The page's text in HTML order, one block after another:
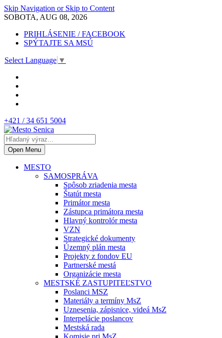
Skip Navigation or Skip to Content
SOBOTA, AUG 08, 2026
PRIHLÁSENIE / FACEBOOK
SPÝTAJTE SA MSÚ
Select Language ▼
+421 / 34 651 5004
Open Menu
MESTO
SAMOSPRÁVA
Spôsob zriadenia mesta
Štatút mesta
Primátor mesta
Zástupca primátora mesta
Hlavný kontrolór mesta
VZN
Strategické dokumenty
Územný plán mesta
Projekty z fondov EU
Partnerské mestá
Organizácie mesta
MESTSKÉ ZASTUPITEĽSTVO
Poslanci MSZ
Materiály a termíny MsZ
Uznesenia, zápisnice, videá MsZ
Interpelácie poslancov
Mestská rada